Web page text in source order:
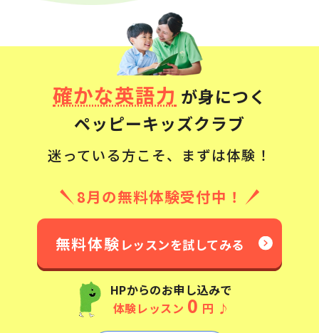
確かな英語力 が身につく
ペッピーキッズクラブ
迷っている方こそ、まずは体験！
8月の無料体験受付中！
無料体験 レッスンを試してみる
HPからのお申し込みで
体験レッスン 0 円 ♪